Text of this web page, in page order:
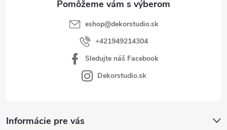
Informácie pre vás
eshop@dekorstudio.sk
+421949214304
Sledujte náš Facebook
Dekorstudio.sk